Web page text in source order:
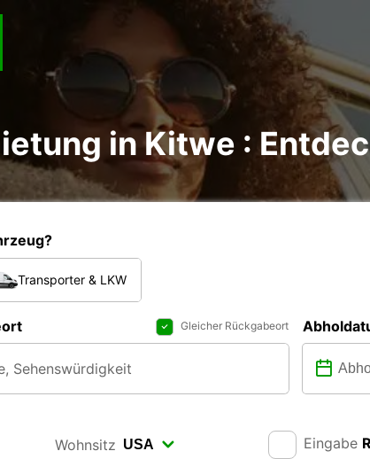
in Kitwe :
Transporter & LKW
Gleicher Rückgabeort
Wohnsitz Eingabe